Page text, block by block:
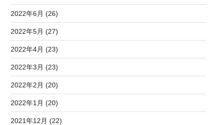
2022年6月 (26)
2022年5月 (27)
2022年4月 (23)
2022年3月 (23)
2022年2月 (20)
2022年1月 (20)
2021年12月 (22)